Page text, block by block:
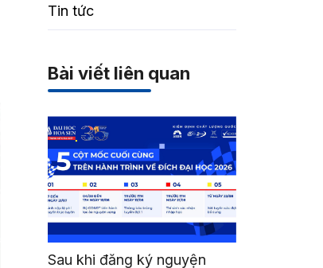
Tin tức
Bài viết liên quan
Sau khi đăng ký nguyện